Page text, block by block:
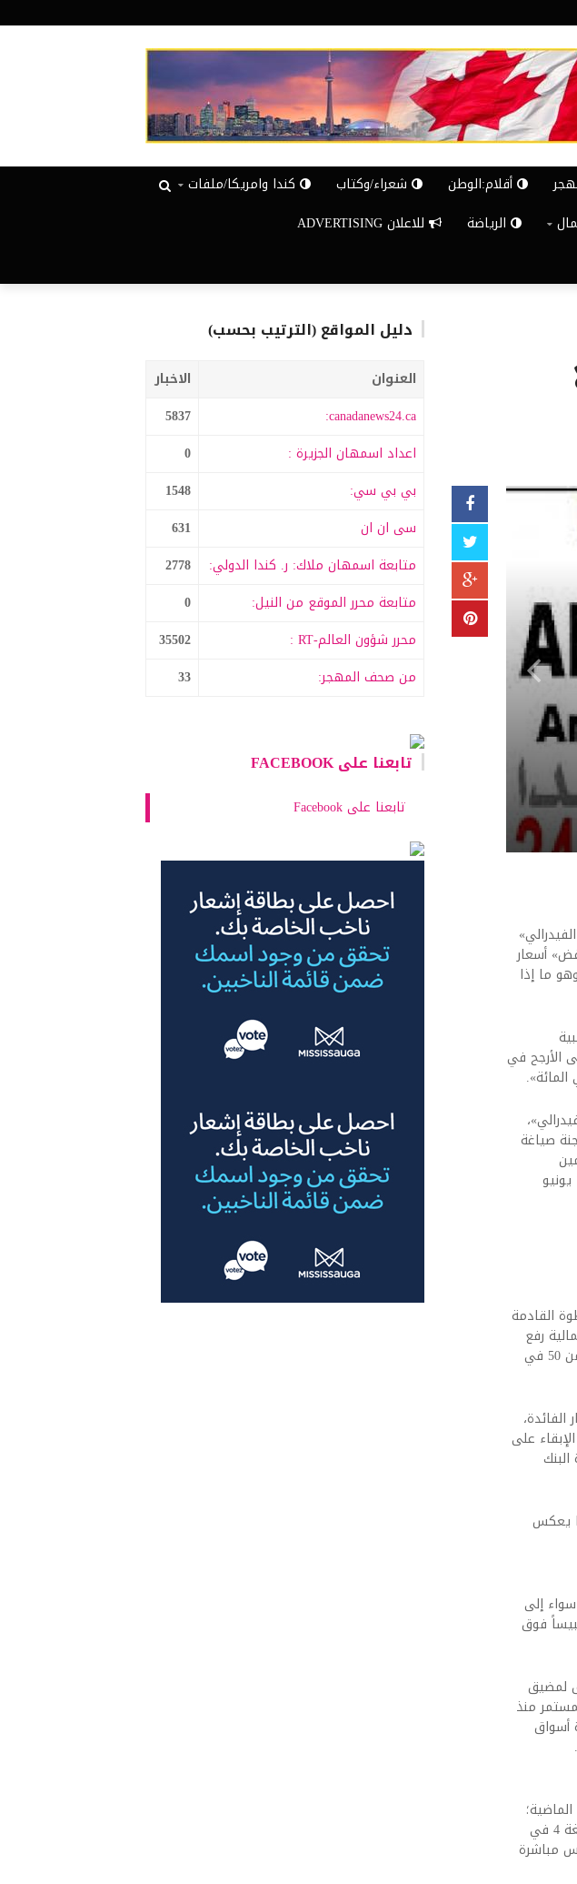
أقلام:الوطن شعراء/وكتاب
كندا وامريكا/ملفات
الرياضة
للاعلان ADVERTISING
دليل المواقع (الترتيب بحسب)
العنوان
الاخبار
canadanews24.ca:
5837
اعداد اسمهان الجزيرة :
0
بي بي سي:
1548
سى ان ان
631
متابعة اسمهان ملاك: ر. كندا الدولي:
2778
متابعة محرر الموقع من النيل:
0
محرر شؤون العالم-RT :
35502
من صحف المهجر:
33
تابعنا على FACEBOOK
تابعنا على Facebook
الفيدرالي»
أسعار
ما إذا
الأرجح في
صياغة
الدستورية في البيت الأبيض يوم الجمعة، تمهيداً للاجتماع القادم لـ«المركزي» يومي 16 و17 يونيو
القادمة
رفع
الفائدة بمقدار ربع نقطة مئوية لمرة واحدة على الأقل قبل نهاية هذا العام إلى ما يقرب من 50 في
على
يعكس
إلى
فوق
لمضيق
منذ
أسواق
حيث قفزت عوائد سندات الخزانة الأميركية لأجل 10 سنوات من أدنى مستوياتها الأخيرة البالغة 4 في
انعكس مباشرة